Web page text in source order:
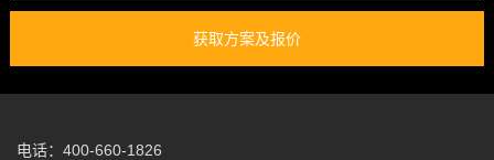
获取方案及报价
电话：400-660-1826